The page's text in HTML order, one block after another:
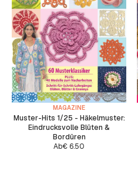
MAGAZINE
Muster-Hits 1/25 - Häkelmuster:
Eindrucksvolle Blüten &
Bordüren
Ab€ 6.50